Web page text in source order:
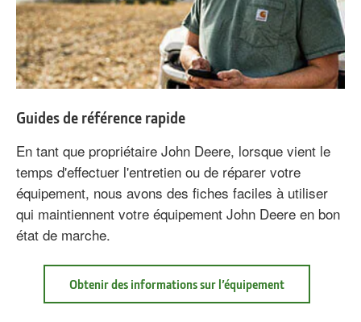
Guides de référence rapide
En tant que propriétaire John Deere, lorsque vient le
temps d'effectuer l'entretien ou de réparer votre
équipement, nous avons des fiches faciles à utiliser
qui maintiennent votre équipement John Deere en bon
état de marche.
Obtenir des informations sur l’équipementà